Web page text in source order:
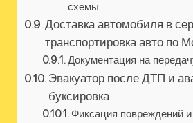
схемы
Доставка автомобиля в
транспортировка авто по
Документация на
Эвакуатор после ДТП и
буксировка
Фиксация повреждений